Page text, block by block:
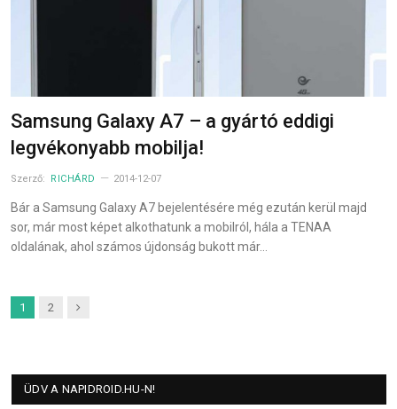
Samsung Galaxy A7 – a gyártó eddigi
legvékonyabb mobilja!
Szerző: RICHÁRD 2014-12-07
Bár a Samsung Galaxy A7 bejelentésére még ezután kerül majd
sor, már most képet alkothatunk a mobilról, hála a TENAA
oldalának, ahol számos újdonság bukott már…
1 2 Next
ÜDV A NAPIDROID.HU-N!